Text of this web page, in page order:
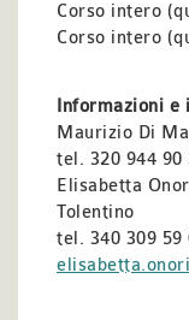
Corso intero
Corso intero
Informazioni e
Maurizio Di
tel. 320 944 90
Elisabetta
Tolentino
tel. 340 309 59